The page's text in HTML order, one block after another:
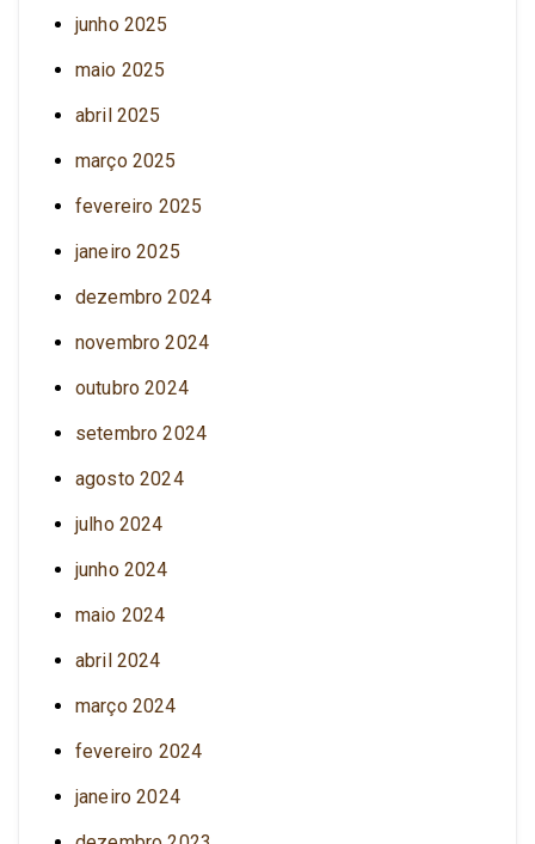
junho 2025
maio 2025
abril 2025
março 2025
fevereiro 2025
janeiro 2025
dezembro 2024
novembro 2024
outubro 2024
setembro 2024
agosto 2024
julho 2024
junho 2024
maio 2024
abril 2024
março 2024
fevereiro 2024
janeiro 2024